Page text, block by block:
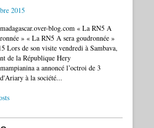
2015
blog.com « La RN5 A
» « La RN5 A sera goudronnée »
Lors de son visite vendredi à Sambava,
de la République Hery
a annoncé l’octroi de 3
à la société...